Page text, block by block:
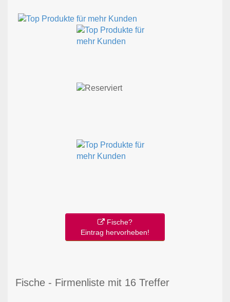
Fische?
Eintrag hervorheben!
Fische - Firmenliste mit 16 Treffer